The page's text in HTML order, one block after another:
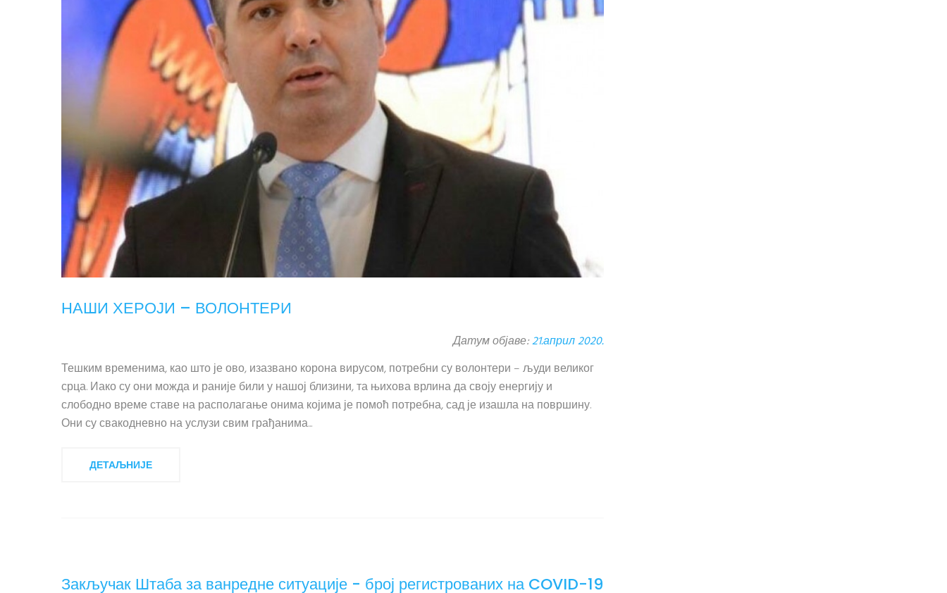
НАШИ ХЕРОЈИ – ВОЛОНТЕРИ
Датум објаве:21.април 2020.
Тешким временима, као што је ово, изазвано корона вирусом, потребни су волонтери – људи великог
срца. Иако су они можда и раније били у нашој близини, та њихова врлина да своју енергију и
слободно време ставе на располагање онима којима је помоћ потребна, сад је изашла на површину.
Они су свакодневно на услузи свим грађанима...
ДЕТАЉНИЈЕ
Закључак Штаба за ванредне ситуације - број регистрованих на COVID-19